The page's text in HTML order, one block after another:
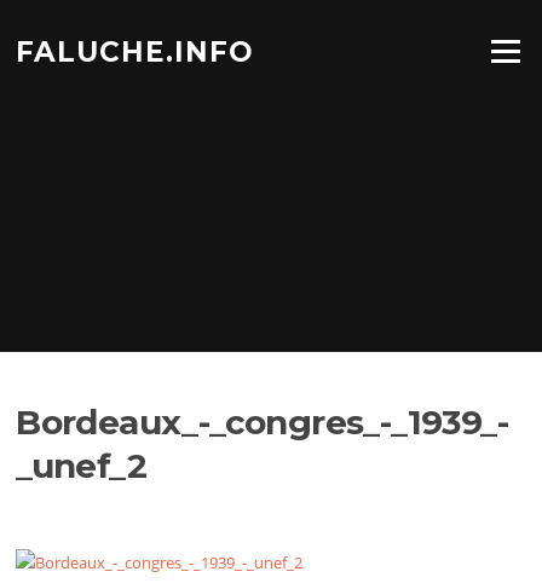
contenu
FALUCHE.INFO Menu
Bordeaux_-_congres_-_1939_-
_unef_2